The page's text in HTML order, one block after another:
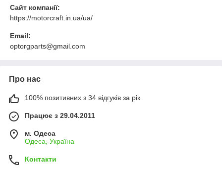
Сайт компанії:
https://motorcraft.in.ua/ua/
Email:
optorgparts@gmail.com
Про нас
100% позитивних з 34 відгуків за рік
Працює з 29.04.2011
м. Одеса
Одеса, Україна
Контакти